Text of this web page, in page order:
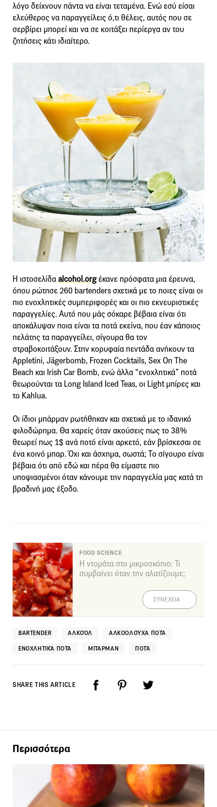
λόγο δείχνουν πάντα να είναι τεταμένα. Ενώ εσύ είσαι
ελεύθερος να παραγγείλεις ό,τι θέλεις, αυτός που σε
σερβίρει μπορεί και να σε κοιτάξει περίεργα αν του
ζητήσεις κάτι ιδιαίτερο.
Η ιστοσελίδαalcohol.orgέκανε πρόσφατα μια έρευνα,
όπου ρώτησε 260 bartenders σχετικά με το ποιες είναι οι
πιο ενοχλητικές συμπεριφορές και οι πιο εκνευριστικές
παραγγελίες. Αυτό που μάς σόκαρε βέβαια είναι ότι
αποκάλυψαν ποια είναι τα ποτά εκείνα, που έαν κάποιος
πελάτης τα παραγγείλει, σίγουρα θα τον
στραβοκοιτάξουν. Στην κορυφαία πεντάδα ανήκουν τα
Appletini, Jägerbomb, Frozen Cocktails, Sex On The
Beach και Irish Car Bomb, ενώ άλλα “ενοχλητικά” ποτά
θεωρούνται τα Long Island Iced Teas, οι Light μπίρες και
το Kahlua.
Οι ίδιοι μπάρμαν ρωτήθηκαν και σχετικά με το ιδανικό
φιλοδώρημα. Θα χαρείς όταν ακούσεις πως το 38%
θεωρεί πως 1$ ανά ποτό είναι αρκετό, εάν βρίσκεσαι σε
ένα κοινό μπαρ. Όχι και άσχημα, σωστά; Το σίγουρο είναι
βέβαια ότι από εδώ και πέρα θα είμαστε πιο
υποψιασμένοι όταν κάνουμε την παραγγελία μας κατά τη
βραδινή μας έξοδο.
FOOD SCIENCE
Η ντομάτα στο μικροσκόπιο: Τι
συμβαίνει όταν την αλατίζουμε;
ΣΥΝΕΧΕΙΑ
BARTENDER ΑΛΚΟΌΛ ΑΛΚΟΟΛΟΎΧΑ ΠΟΤΆ
ΕΝΟΧΛΗΤΙΚΆ ΠΟΤΆ ΜΠΆΡΜΑΝ ΠΟΤΆ
SHARE THIS ARTICLE
Περισσότερα